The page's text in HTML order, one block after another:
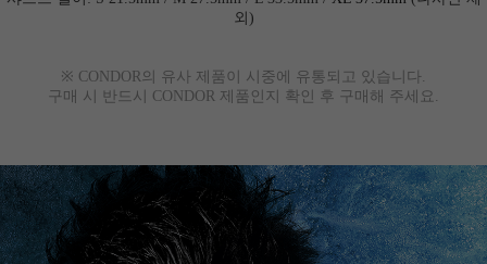
외)
※ CONDOR의 유사 제품이 시중에 유통되고 있습니다.
구매 시 반드시 CONDOR 제품인지 확인 후 구매해 주세요.